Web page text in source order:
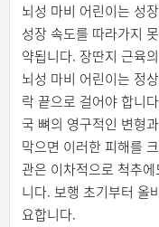
뇌성 마비 어린이는 성
성장 속도를 따라가지
약됩니다. 장딴지 근육
뇌성 마비 어린이는 정
락 끝으로 걸어야 합니
국 뼈의 영구적인 변형
막으면 이러한 피해를
관은 이차적으로 척추
니다. 보행 초기부터 올
요합니다.